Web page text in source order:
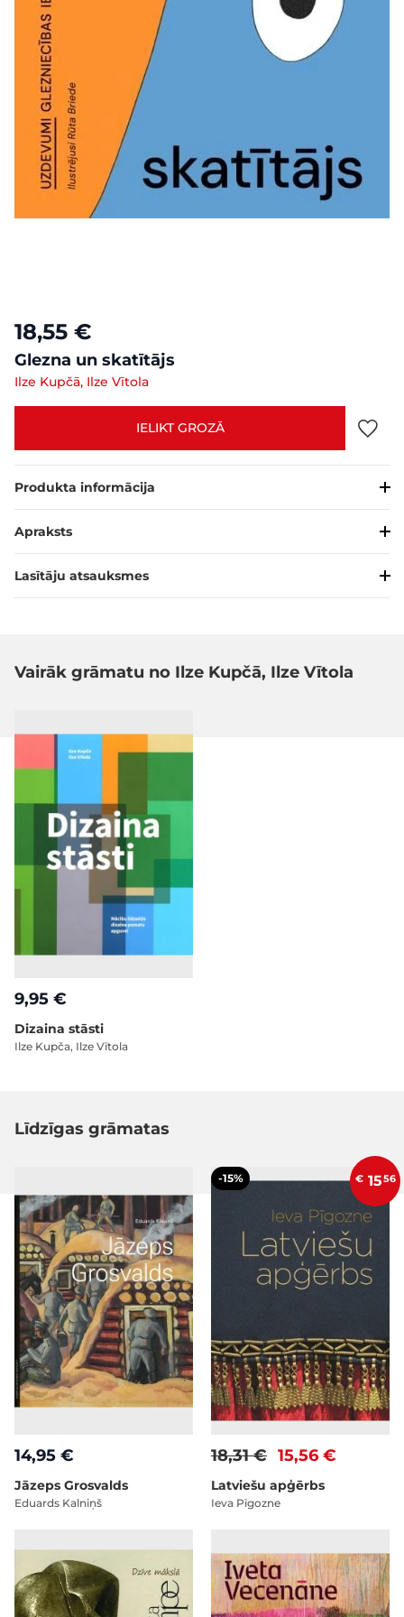
18,55 €
Glezna un skatītājs
Ilze Kupčā, Ilze Vītola
IELIKT GROZĀ
Produkta informācija
Apraksts
Lasītāju atsauksmes
Vairāk grāmatu no Ilze Kupčā, Ilze Vītola
9,95 €
Dizaina stāsti
Ilze Kupča, Ilze Vītola
Līdzīgas grāmatas
14,95 €
Jāzeps Grosvalds
Eduards Kalniņš
-15% € 1556
15,56 €
18,31 €
Latviešu apģērbs
Ieva Pīgozne